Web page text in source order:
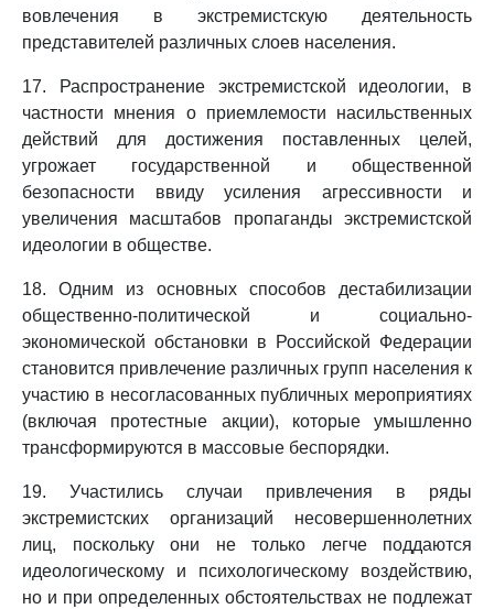
вовлечения в экстремистскую деятельность
представителей различных слоев населения.
17. Распространение экстремистской идеологии, в
частности мнения о приемлемости насильственных
действий для достижения поставленных целей,
угрожает государственной и общественной
безопасности ввиду усиления агрессивности и
увеличения масштабов пропаганды экстремистской
идеологии в обществе.
18. Одним из основных способов дестабилизации
общественно-политической и социально-
экономической обстановки в Российской Федерации
становится привлечение различных групп населения к
участию в несогласованных публичных мероприятиях
(включая протестные акции), которые умышленно
трансформируются в массовые беспорядки.
19. Участились случаи привлечения в ряды
экстремистских организаций несовершеннолетних
лиц, поскольку они не только легче поддаются
идеологическому и психологическому воздействию,
но и при определенных обстоятельствах не подлежат